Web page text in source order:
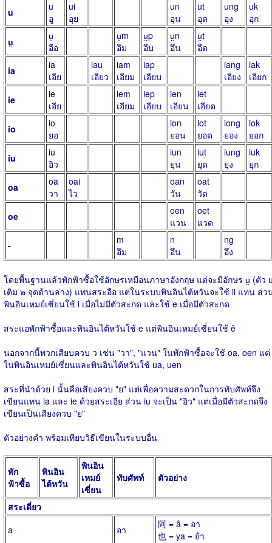
u
u
อู
ui
อุย
un
อุน
ut
อุด
ung
อุง
uk
อุก
ṳ
ṳ
อือ
ṳm
อึม
ṳp
อึบ
ṳn
อึน
ṳt
อึด
ia
ia
เอีย
iau
เอียว
iam
เอียม
iap
เอียบ
iang
เอียง
iak
เอียก
ie
ie
เอีย
iem
เอียม
iep
เอียบ
ien
เอียน
iet
เอียด
io
io
ยอ
ion
ยอน
iot
ยอด
iong
ยอง
iok
ยอก
iu
iu
อิว
iun
ยุน
iut
ยุด
iung
ยุง
iuk
ยุก
oa
oa
วา
oai
ไว
oan
วัน
oat
วัด
oe
oen
แวน
oet
แวด
-
m
อึม
n
อึน
ng
อึง
โดยพื้นฐานแล้วพักฟ้าซื้อใช้อักษรเหมือนภาษาอังกฤษ แต่จะมีอักษร ṳ (ตัว
เติม ๒ จุดด้านล่าง) แทนสระอือ แต่ในระบบพินอินไต้หวันจะใช้ ii แทน ส่ว
พินอินเหมย์เซี่ยนใช้ i เมื่อไม่มีตัวสะกด และใช้ e เมื่อมีตัวสะกด
สระแอพักฟ้าซื้อและพินอินไต้หวันใช้ e แต่พินอินเหมย์เซี่ยนใช้ ê
นอกจากนี้พวกเสียบควบ ว เช่น "วา", "แวน" ในพักฟ้าซื้อจะใช้ oa, oen แต่
ในพินอินเหมย์เซี่ยนและพินอินไต้หวันใช้ ua, uen
สระที่นำด้วย i นั้นคือเสียงควบ "ย" แต่เพื่อความสะดวกในการทับศัพท์จึง
เขียนแทน ia และ ie ด้วยสระเอีย ส่วน iu จะเป็น "อิว" แต่เมื่อมีตัวสะกดจึง
เขียนเป็นเสียงควบ "ย"
ตัวอย่างคำ พร้อมเทียบวิธีเขียนในระบบอื่น
พัก
ฟ้าซื้อ
พินอิน
ไต้หวัน
พินอิน
เหมย์
เซี่ยน
ทับศัพท์ ตัวอย่าง
สระเดี่ยว
a
อา
阿 = â = อา
也 = ya = ย้า